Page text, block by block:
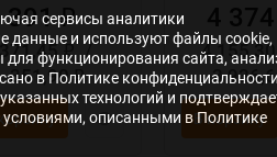
391₽
371,45 /
351,90₽
4
3
В корзину
сервисы аналитики
данные и используют файлы cookie,
функционирования сайта,
в Политике
технологий и
условиями, описанными в Политике